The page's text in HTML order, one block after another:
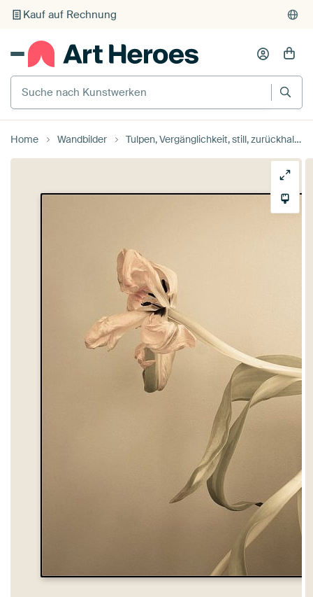
Kauf auf Rechnung
Individueller Druck auf Bestellung
Suche nach Kunstwerken
Home Wandbilder Tulpen, Vergänglichkeit, still, zurückhaltend, klassisch von Ria Bense